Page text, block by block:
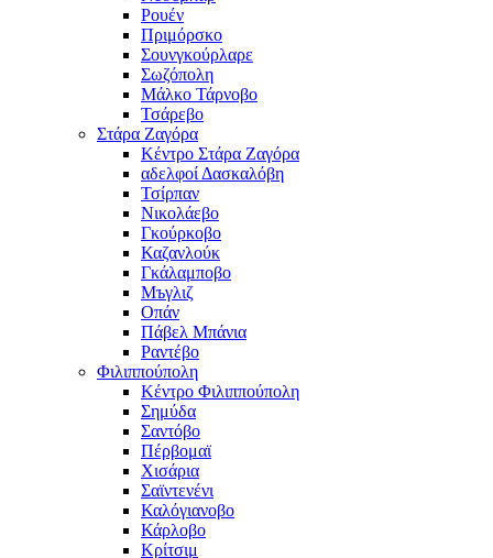
Ρουέν
Πριμόρσκο
Σουνγκούρλαρε
Σωζόπολη
Μάλκο Τάρνοβο
Τσάρεβο
Στάρα Ζαγόρα
Κέντρο Στάρα Ζαγόρα
αδελφοί Δασκαλόβη
Τσίρπαν
Νικολάεβο
Γκούρκοβο
Καζανλούκ
Γκάλαμποβο
Μъγλιζ
Οπάν
Πάβελ Μπάνια
Ραντέβο
Φιλιππούπολη
Κέντρο Φιλιππούπολη
Σημύδα
Σαντόβο
Πέρβομαϊ
Χισάρια
Σαϊντενένι
Καλόγιανοβο
Κάρλοβο
Κρίτσιμ